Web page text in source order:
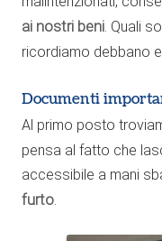
ai nostri beni . Quali
ricordiamo debbano
Documenti
Al primo posto
pensa al fatto che
accessibile a mani
furto